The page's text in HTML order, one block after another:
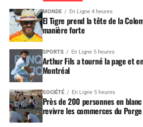
MONDE En Ligne 4 heures
El Tigre prend la tête de la
manière forte
SPORTS En Ligne 5 heures
Arthur Fils a tourné la page et
Montréal
SOCIÉTÉ En Ligne 5 heures
Près de 200 personnes en
revivre les commerces du Porge